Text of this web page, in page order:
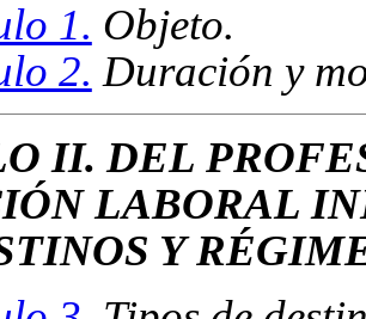
1. Objeto.
2. Duración y
II. DEL
LABORAL
Y